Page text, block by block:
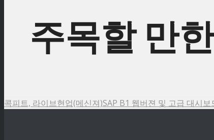
주목할 만
콕피트, 라이브현업(메신져)SAP B1 웹버젼 및 고급 대시보